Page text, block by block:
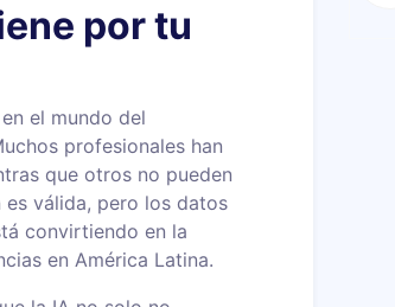
por tu
el mundo del
profesionales han
que otros no pueden
es válida, pero los datos
convirtiendo en la
en América Latina.